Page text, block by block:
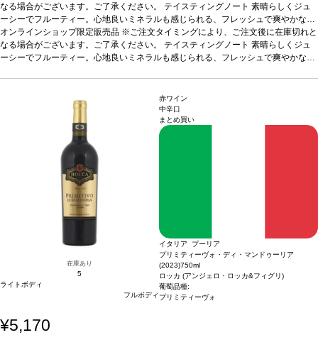
なる場合がございます。ご了承ください。 テイスティングノート 素晴らしくジュ
ーシーでフルーティー。心地良いミネラルも感じられる、フレッシュで爽やかな一
本。合う料理魚料理、白身肉、スパイスの効いた料理などと好相性葡萄品種アル
ネイス
オンラインショップ限定販売品 ※ご注文タイミングにより、ご注文後に在庫切れと
なる場合がございます。ご了承ください。 テイスティングノート 素晴らしくジュ
ーシーでフルーティー。心地良いミネラルも感じられる、フレッシュで爽やかな一
在庫あり
5
ライトボディ
フルボディ
赤ワイン
中辛口
まとめ買い
イタリア プーリア
プリミティーヴォ・ディ・マンドゥーリア
(2023)750ml
ロッカ (アンジェロ・ロッカ&フィグリ)
葡萄品種:
プリミティーヴォ
¥5,170